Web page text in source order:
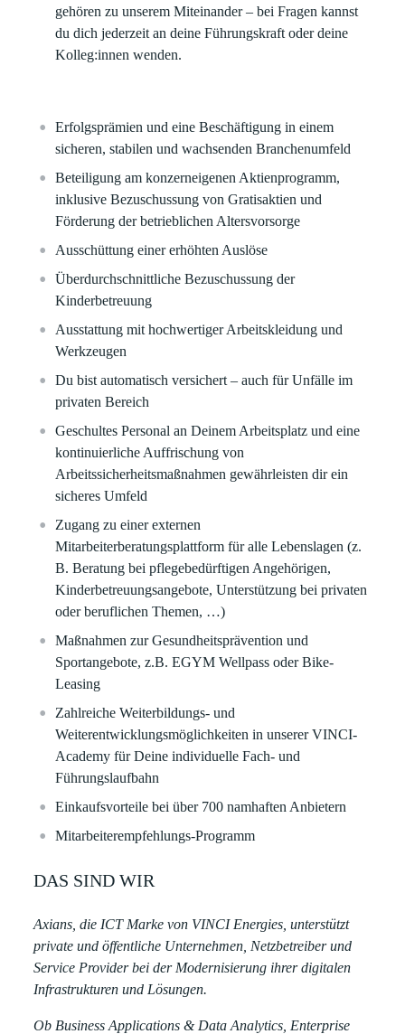
gehören zu unserem Miteinander – bei Fragen kannst
du dich jederzeit an deine Führungskraft oder deine
Kolleg:innen wenden.
Erfolgsprämien und eine Beschäftigung in einem
sicheren, stabilen und wachsenden Branchenumfeld​
Beteiligung am konzerneigenen Aktienprogramm,
inklusive Bezuschussung von Gratisaktien und
Förderung der betrieblichen Altersvorsorge​
Ausschüttung einer erhöhten Auslöse
Überdurchschnittliche Bezuschussung der
Kinderbetreuung​
Ausstattung mit hochwertiger Arbeitskleidung und
Werkzeugen​
Du bist automatisch versichert – auch für Unfälle im
privaten Bereich
Geschultes Personal an Deinem Arbeitsplatz und eine
kontinuierliche Auffrischung von
Arbeitssicherheitsmaßnahmen gewährleisten dir ein
sicheres Umfeld​
Zugang zu einer externen
Mitarbeiterberatungsplattform für alle Lebenslagen (z.
B. Beratung bei pflegebedürftigen Angehörigen,
Kinderbetreuungsangebote, Unterstützung bei privaten
oder beruflichen Themen, …)
Maßnahmen zur Gesundheitsprävention und
Sportangebote, z.B. EGYM Wellpass oder Bike-
Leasing​
Zahlreiche Weiterbildungs- und
Weiterentwicklungsmöglichkeiten in unserer VINCI-
Academy für Deine individuelle Fach- und
Führungslaufbahn​​
Einkaufsvorteile bei über 700 namhaften Anbietern​​
Mitarbeiterempfehlungs-Programm ​
DAS SIND WIR
Axians, die ICT Marke von VINCI Energies, unterstützt
private und öffentliche Unternehmen, Netzbetreiber und
Service Provider bei der Modernisierung ihrer digitalen
Infrastrukturen und Lösungen.
Ob Business Applications & Data Analytics, Enterprise